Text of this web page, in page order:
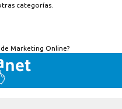
categorías.
Marketing Online?